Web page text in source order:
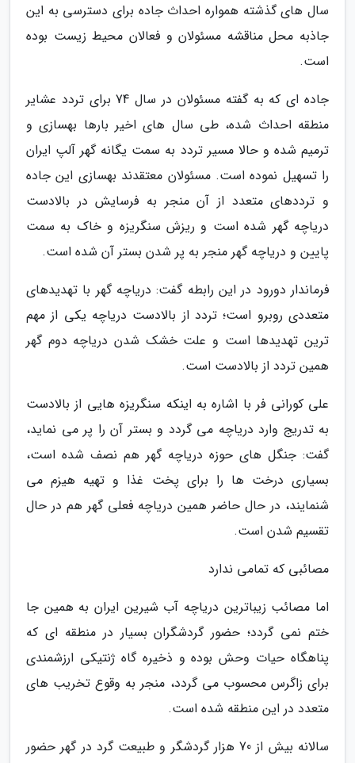
سال های گذشته همواره احداث جاده برای دسترسی به این
جاذبه محل مناقشه مسئولان و فعالان محیط زیست بوده
است.
جاده ای که به گفته مسئولان در سال 74 برای تردد عشایر
منطقه احداث شده، طی سال های اخیر بارها بهسازی و
ترمیم شده و حالا مسیر تردد به سمت یگانه گهر آلپ ایران
را تسهیل نموده است. مسئولان معتقدند بهسازی این جاده
و ترددهای متعدد از آن منجر به فرسایش در بالادست
دریاچه گهر شده است و ریزش سنگریزه و خاک به سمت
پایین و دریاچه گهر منجر به پر شدن بستر آن شده است.
فرماندار دورود در این رابطه گفت: دریاچه گهر با تهدیدهای
متعددی روبرو است؛ تردد از بالادست دریاچه یکی از مهم
ترین تهدیدها است و علت خشک شدن دریاچه دوم گهر
همین تردد از بالادست است.
علی کورانی فر با اشاره به اینکه سنگریزه هایی از بالادست
به تدریج وارد دریاچه می گردد و بستر آن را پر می نماید،
گفت: جنگل های حوزه دریاچه گهر هم نصف شده است،
بسیاری درخت ها را برای پخت غذا و تهیه هیزم می
شنمایند، در حال حاضر همین دریاچه فعلی گهر هم در حال
تقسیم شدن است.
مصائبی که تمامی ندارد
اما مصائب زیباترین دریاچه آب شیرین ایران به همین جا
ختم نمی گردد؛ حضور گردشگران بسیار در منطقه ای که
پناهگاه حیات وحش بوده و ذخیره گاه ژنتیکی ارزشمندی
برای زاگرس محسوب می گردد، منجر به وقوع تخریب های
متعدد در این منطقه شده است.
سالانه بیش از 70 هزار گردشگر و طبیعت گرد در گهر حضور